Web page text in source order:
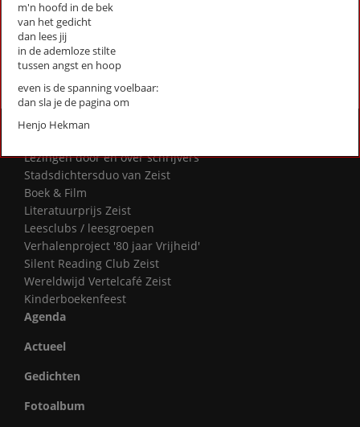
Netwerkborrelpoëzie (Stadsgedicht 17)
Onbewogen (stadsgedicht 10)
«First Previous
1 2
m'n hoofd in de bek
van het gedicht
dan lees jij
in de ademloze stilte
tussen angst en hoop
even is de spanning voelbaar:
dan sla je de pagina om
Henjo Hekman
Activiteiten
Lezingen door en over schrijvers
Stadsdichtersduo van Zeist
Boek & Film
Literatuurprijs Zeist
Leesclubs / leesgroepen
Verhalenproject '80 jaar Vrijheid'
Silent Reading Club Zeist
Wereldwijd Vertelcafé Zeist
Kinderboekenfeest
Agenda
Actueel
Gedichten
Fotoalbum